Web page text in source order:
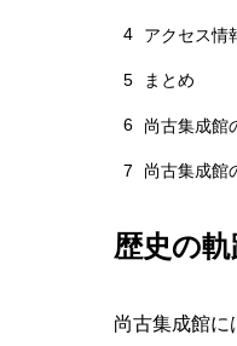
4 アクセス情
5 まとめ
6 尚古集成館
7 尚古集成館
歴史の軌
尚古集成館に